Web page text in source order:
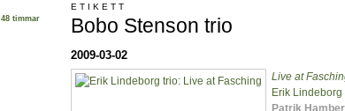
48 timmar
ETIKETT
Bobo Stenson trio
2009-03-02
Live at
Erik Lindeborg